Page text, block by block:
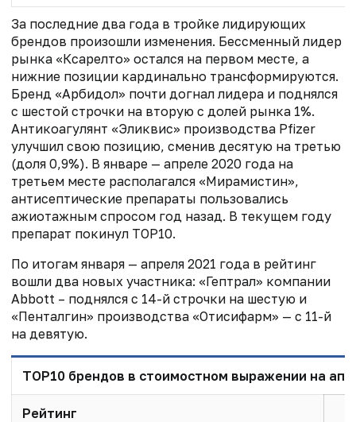
За последние два года в тройке лидирующих
брендов произошли изменения. Бессменный лидер
рынка «Ксарелто» остался на первом месте, а
нижние позиции кардинально трансформируются.
Бренд «Арбидол» почти догнал лидера и поднялся
с шестой строчки на вторую с долей рынка 1%.
Антикоагулянт «Эликвис» производства Pfizer
улучшил свою позицию, сменив десятую на третью
(доля 0,9%). В январе — апреле 2020 года на
третьем месте располагался «Мирамистин»,
антисептические препараты пользовались
ажиотажным спросом год назад. В текущем году
препарат покинул ТОР10.
По итогам января — апреля 2021 года в рейтинг
вошли два новых участника: «Гептрал» компании
Abbott – поднялся с 14-й строчки на шестую и
«Пенталгин» производства «Отисифарм» — с 11-й
на девятую.
ТОР10 брендов в стоимостном выражении на
Рейтинг